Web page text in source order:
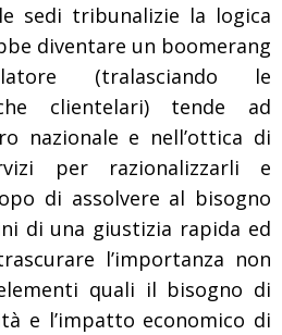
sedi tribunalizie la logica
diventare un boomerang
(tralasciando le
clientelari) tende ad
nazionale e nell’ottica di
per razionalizzarli e
di assolvere al bisogno
di una giustizia rapida ed
l’importanza non
quali il bisogno di
e l’impatto economico di